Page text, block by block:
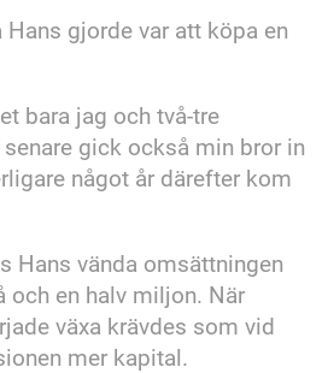
gjorde var att köpa en
bara jag och två-tre
gick också min bror in
något år därefter kom
Hans vända omsättningen
och en halv miljon. När
växa krävdes som vid
mer kapital.